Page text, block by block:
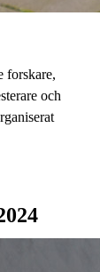
forskare,
och